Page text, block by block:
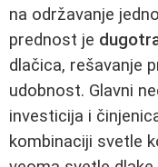
na održavanje
prednost je
dlačica, rešavanje
udobnost. Glavni
investicija i
kombinaciji svetle